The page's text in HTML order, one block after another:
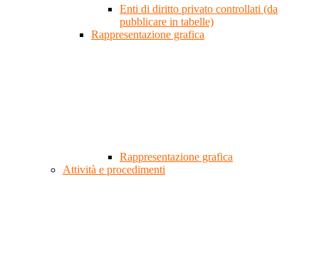
Enti di diritto privato controllati (da
pubblicare in tabelle)
Rappresentazione grafica
Rappresentazione grafica
Attività e procedimenti